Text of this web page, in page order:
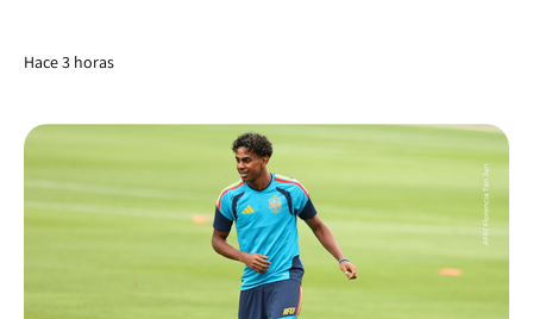
Hace 3 horas